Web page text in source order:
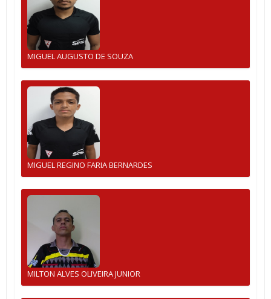
MIGUEL AUGUSTO DE SOUZA
MIGUEL REGINO FARIA BERNARDES
MILTON ALVES OLIVEIRA JUNIOR